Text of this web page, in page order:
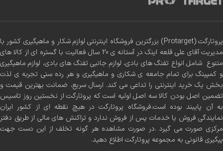
پروتارگت (Protarget) بزرگترین فروشگاه اینترنتی لوازم شکار و ماهیگیری کشور با
مدیریت آقای علی قلعه اینک در آستانه ی 20 سال فعالیت با گستره ای از کالا های
متنوع شامل انواع تفنگ های بادی، لوازم جانبی تفنگ های بادی، لوازم ماهیگیری
و کمپینگ برای تمام جامعه ی شکاری و ماهیگیری و هر رده سنی تجربه ی لذت
بخش یک خرید اینترنتی را تداعی می کند. ارسال سریع، ضمانت بهترین قیمت و
تضمین اصل بودن کالا سه اصل اولیه است که پروتارگت از نخستین روز تاسیس
به آن پایبند بوده است.فروشگاه پروتارگت در هیچ نقطه ای از کشور ایران
نمایندگی فروش یا خدمات پس از فروش ندارد و تراکنش های مالی از طریق دفتر
مرکزی صورت می گیرد .در صورت مشاهده هر گونه تخلف از این دست جهت
پیگیری قانونی به مجموعه پروتارگت اطلاع دهید.